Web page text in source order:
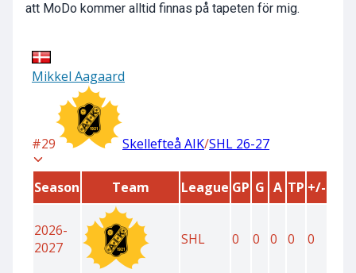
att MoDo kommer alltid finnas på tapeten för mig.